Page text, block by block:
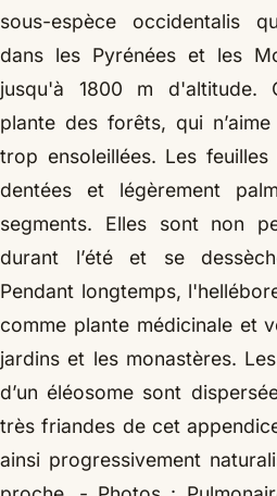
sous-espèce occidentalis
dans les Pyrénées et les
jusqu'à 1800 m d'altitude.
plante des forêts, qui
trop ensoleillées. Les feuilles
dentées et légèrement
segments. Elles sont non
durant l’été et se
Pendant longtemps,
comme plante médicinale et
jardins et les monastères.
d’un éléosome sont
très friandes de cet
ainsi progressivement